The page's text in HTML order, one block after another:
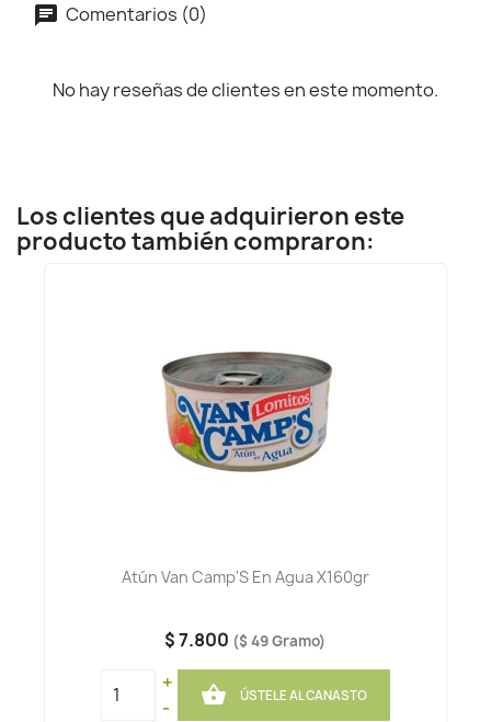
Comentarios (0)
No hay reseñas de clientes en este momento.
Los clientes que adquirieron este
producto también compraron:
Atún Van Camp'S En Agua X160gr
$ 7.800 ($ 49 Gramo)
+
-
 ÚSTELE AL CANASTO